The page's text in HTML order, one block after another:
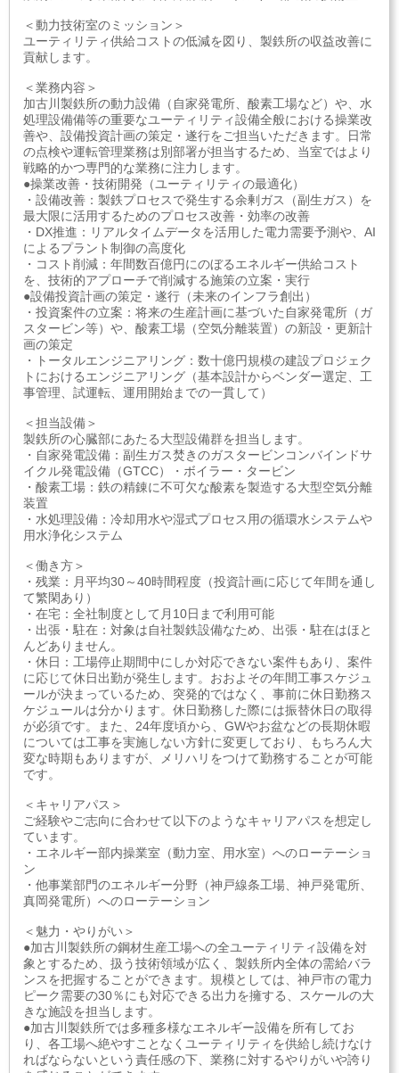
＜動力技術室のミッション＞
ユーティリティ供給コストの低減を図り、製鉄所の収益改善に
貢献します。
＜業務内容＞
加古川製鉄所の動力設備（自家発電所、酸素工場など）や、水
処理設備備等の重要なユーティリティ設備全般における操業改
善や、設備投資計画の策定・遂行をご担当いただきます。日常
の点検や運転管理業務は別部署が担当するため、当室ではより
戦略的かつ専門的な業務に注力します。
●操業改善・技術開発（ユーティリティの最適化）
・設備改善：製鉄プロセスで発生する余剰ガス（副生ガス）を
最大限に活用するためのプロセス改善・効率の改善
・DX推進：リアルタイムデータを活用した電力需要予測や、AI
によるプラント制御の高度化
・コスト削減：年間数百億円にのぼるエネルギー供給コスト
を、技術的アプローチで削減する施策の立案・実行
●設備投資計画の策定・遂行（未来のインフラ創出）
・投資案件の立案：将来の生産計画に基づいた自家発電所（ガ
スタービン等）や、酸素工場（空気分離装置）の新設・更新計
画の策定
・トータルエンジニアリング：数十億円規模の建設プロジェク
トにおけるエンジニアリング（基本設計からベンダー選定、工
事管理、試運転、運用開始までの一貫して）
＜担当設備＞
製鉄所の心臓部にあたる大型設備群を担当します。
・自家発電設備：副生ガス焚きのガスタービンコンバインドサ
イクル発電設備（GTCC）・ボイラー・タービン
・酸素工場：鉄の精錬に不可欠な酸素を製造する大型空気分離
装置
・水処理設備：冷却用水や湿式プロセス用の循環水システムや
用水浄化システム
＜働き方＞
・残業：月平均30～40時間程度（投資計画に応じて年間を通し
て繁閑あり）
・在宅：全社制度として月10日まで利用可能
・出張・駐在：対象は自社製鉄設備なため、出張・駐在はほと
んどありません。
・休日：工場停止期間中にしか対応できない案件もあり、案件
に応じて休日出勤が発生します。おおよその年間工事スケジュ
ールが決まっているため、突発的ではなく、事前に休日勤務ス
ケジュールは分かります。休日勤務した際には振替休日の取得
が必須です。また、24年度頃から、GWやお盆などの長期休暇
については工事を実施しない方針に変更しており、もちろん大
変な時期もありますが、メリハリをつけて勤務することが可能
です。
＜キャリアパス＞
ご経験やご志向に合わせて以下のようなキャリアパスを想定し
ています。
・エネルギー部内操業室（動力室、用水室）へのローテーショ
ン
・他事業部門のエネルギー分野（神戸線条工場、神戸発電所、
真岡発電所）へのローテーション
＜魅力・やりがい＞
●加古川製鉄所の鋼材生産工場への全ユーティリティ設備を対
象とするため、扱う技術領域が広く、製鉄所内全体の需給バラ
ンスを把握することができます。規模としては、神戸市の電力
ピーク需要の30％にも対応できる出力を擁する、スケールの大
きな施設を担当します。
●加古川製鉄所では多種多様なエネルギー設備を所有してお
り、各工場へ絶やすことなくユーティリティを供給し続けなけ
ればならないという責任感の下、業務に対するやりがいや誇り